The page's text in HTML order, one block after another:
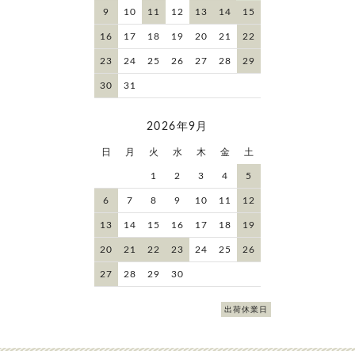
9 10 11 12 13 14 15
16 17 18 19 20 21 22
23 24 25 26 27 28 29
30 31
2026年9月
日 月 火 水 木 金 土
1 2 3 4 5
6 7 8 9 10 11 12
13 14 15 16 17 18 19
20 21 22 23 24 25 26
27 28 29 30
出荷休業日